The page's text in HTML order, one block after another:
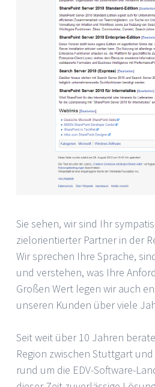
Sie sehen, wir sind Ihr
zielorientierter Partner in der
Wir sprechen Ihre Sprache,
und verstehen, was Ihre
Großen Wert legen wir auch
unseren Kunden über viele
Seit weit über 10 Jahren
Region zwischen Stuttgart
rund um die EDV-Software-